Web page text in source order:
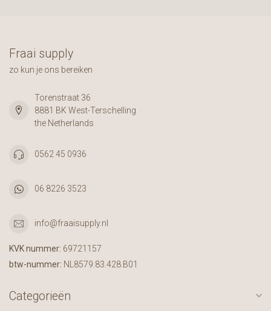
Fraai supply
zo kun je ons bereiken
Torenstraat 36
8881 BK West-Terschelling
the Netherlands
0562 45 0936
06 8226 3523
info@fraaisupply.nl
KVK nummer: 69721157
btw-nummer: NL8579.83.428.B01
Categorieën